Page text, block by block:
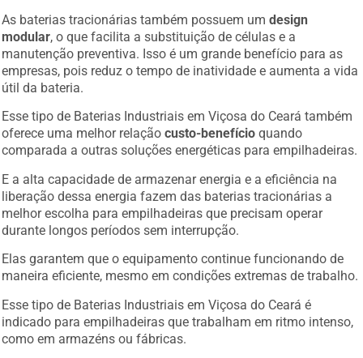
As baterias tracionárias também possuem umdesign
modular, o que facilita a substituição de células e a
manutenção preventiva. Isso é um grande benefício para as
empresas, pois reduz o tempo de inatividade e aumenta a vida
útil da bateria.
Esse tipo de Baterias Industriais em Viçosa do Ceará também
oferece uma melhor relaçãocusto-benefício quando
comparada a outras soluções energéticas para empilhadeiras.
E a alta capacidade de armazenar energia e a eficiência na
liberação dessa energia fazem das baterias tracionárias a
melhor escolha para empilhadeiras que precisam operar
durante longos períodos sem interrupção.
Elas garantem que o equipamento continue funcionando de
maneira eficiente, mesmo em condições extremas de trabalho.
Esse tipo de Baterias Industriais em Viçosa do Ceará é
indicado para empilhadeiras que trabalham em ritmo intenso,
como em armazéns ou fábricas.